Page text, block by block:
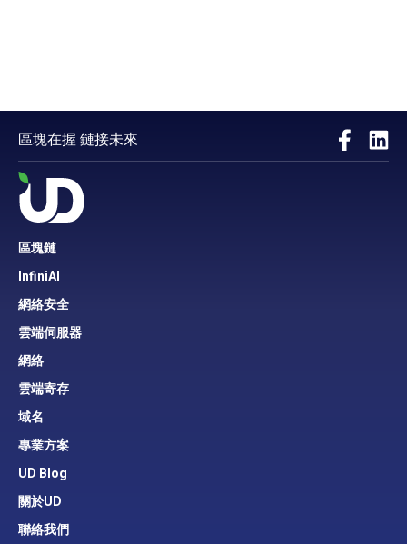
區塊在握 鏈接未來
區塊鏈
InfiniAI
網絡安全
雲端伺服器
網絡
雲端寄存
域名
專業方案
UD Blog
關於UD
聯絡我們